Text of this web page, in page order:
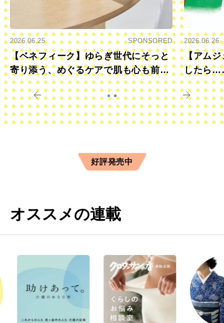
2026.06.25 SPONSORED
【ベネフィーク】ゆらぎ世代にそっと
寄り添う、めぐるケアで肌も心も前向
きに
2026.06.26
【アムジ
したら
すか？
好評発売中
オススメの連載